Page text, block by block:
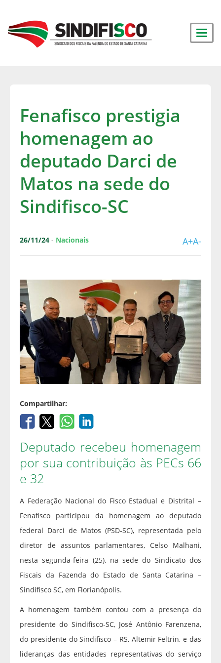
Fenafisco prestigia
homenagem ao
deputado Darci de
Matos na sede do
Sindifisco-SC
26/11/24 - Nacionais A+A-
Compartilhar:
Deputado recebeu homenagem
por sua contribuição às PECs 66
e 32
A Federação Nacional do Fisco Estadual e Distrital –
Fenafisco participou da homenagem ao deputado
federal Darci de Matos (PSD-SC), representada pelo
diretor de assuntos parlamentares, Celso Malhani,
nesta segunda-feira (25), na sede do Sindicato dos
Fiscais da Fazenda do Estado de Santa Catarina –
Sindifisco SC, em Florianópolis.
A homenagem também contou com a presença do
presidente do Sindifisco-SC, José Antônio Farenzena,
do presidente do Sindifisco – RS, Altemir Feltrin, e das
lideranças das entidades representativas do serviço